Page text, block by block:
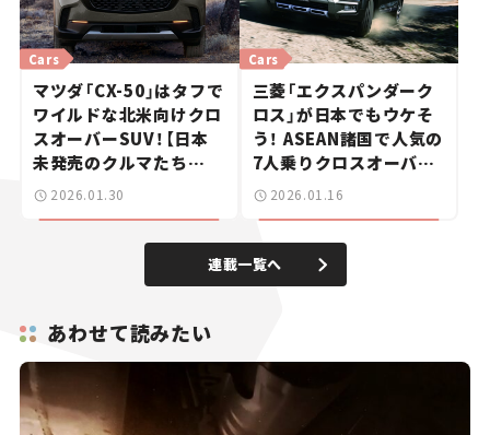
Cars
マツダ「CX-50」はタフで
ワイルドな北米向けクロ
スオーバーSUV！【日本
未発売のクルマたち
#️13】
2026.01.30
Cars
三菱「エクスパンダーク
ロス」が日本でもウケそ
う！ ASEAN諸国で人気の
7人乗りクロスオーバー
MPV【日本未発売のクル
2026.01.16
連載一覧へ
あわせて読みたい